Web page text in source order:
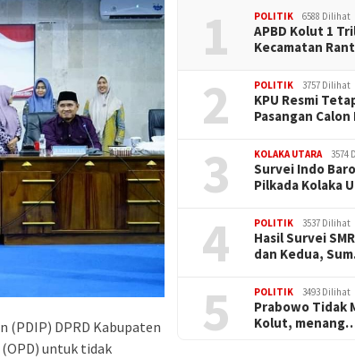
(PDIP) DPRD Kabupaten
untuk tidak
1 POLITIK 6588 Dilihat
APBD Kolut 1
Kecamatan
2 POLITIK 3757 Dilihat
KPU Resmi
Pasangan
3 KOLAKA UTARA 3574
Survei Indo
Pilkada Kolaka
4 POLITIK 3537 Dilihat
Hasil Survei
dan Kedua,
5 POLITIK 3493 Dilihat
Prabowo Tidak
Kolut,